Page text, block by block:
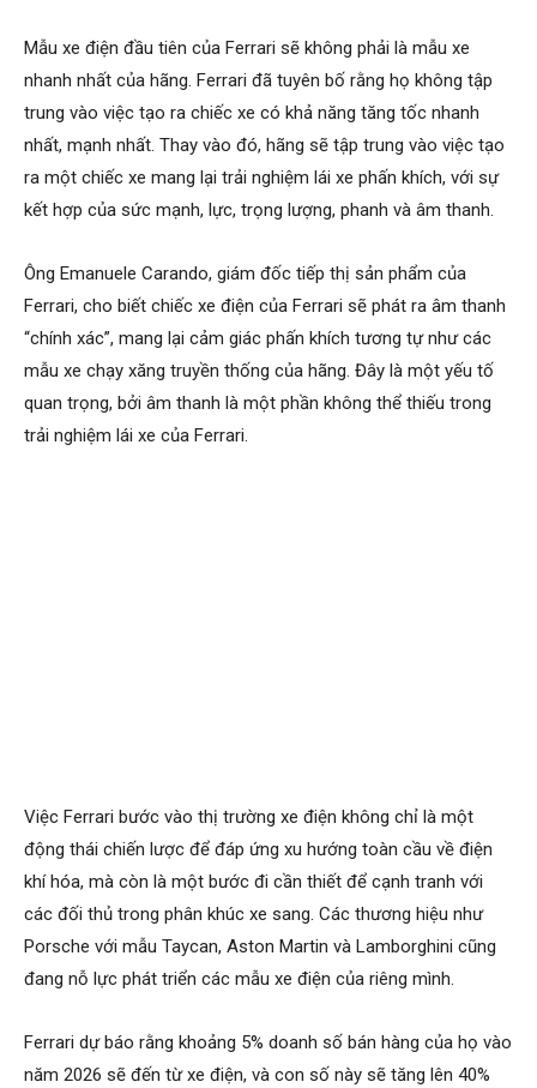
Mẫu xe điện đầu tiên của Ferrari sẽ không phải là mẫu xe
nhanh nhất của hãng. Ferrari đã tuyên bố rằng họ không tập
trung vào việc tạo ra chiếc xe có khả năng tăng tốc nhanh
nhất, mạnh nhất. Thay vào đó, hãng sẽ tập trung vào việc tạo
ra một chiếc xe mang lại trải nghiệm lái xe phấn khích, với sự
kết hợp của sức mạnh, lực, trọng lượng, phanh và âm thanh.
Ông Emanuele Carando, giám đốc tiếp thị sản phẩm của
Ferrari, cho biết chiếc xe điện của Ferrari sẽ phát ra âm thanh
“chính xác”, mang lại cảm giác phấn khích tương tự như các
mẫu xe chạy xăng truyền thống của hãng. Đây là một yếu tố
quan trọng, bởi âm thanh là một phần không thể thiếu trong
trải nghiệm lái xe của Ferrari.
Việc Ferrari bước vào thị trường xe điện không chỉ là một
động thái chiến lược để đáp ứng xu hướng toàn cầu về điện
khí hóa, mà còn là một bước đi cần thiết để cạnh tranh với
các đối thủ trong phân khúc xe sang. Các thương hiệu như
Porsche với mẫu Taycan, Aston Martin và Lamborghini cũng
đang nỗ lực phát triển các mẫu xe điện của riêng mình.
Ferrari dự báo rằng khoảng 5% doanh số bán hàng của họ vào
năm 2026 sẽ đến từ xe điện, và con số này sẽ tăng lên 40%